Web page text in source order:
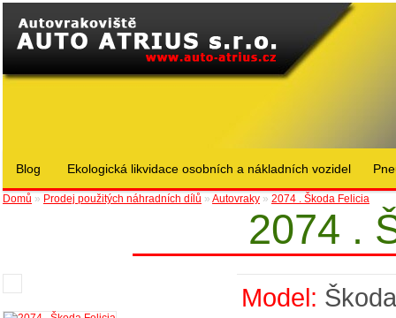
Blog Ekologická likvidace osobních a nákladních vozidel
Domů » Prodej použitých náhradních dílů » Autovraky » 2074 . Škoda Felicia
2074 .
Model: Škoda